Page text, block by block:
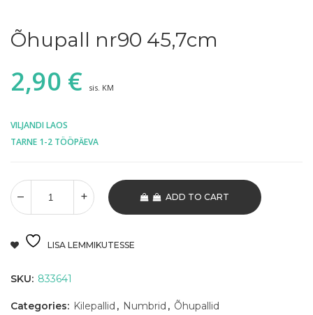
Õhupall nr90 45,7cm
2,90 € sis. KM
VILJANDI LAOS
TARNE 1-2 TÖÖPÄEVA
ADD TO CART
LISA LEMMIKUTESSE
SKU: 833641
Categories: Kilepallid , Numbrid , Õhupallid